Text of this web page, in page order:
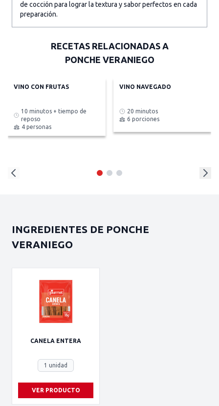
de cocción para lograr la textura y sabor perfectos en cada
preparación.
RECETAS RELACIONADAS A
PONCHE VERANIEGO
VINO CON FRUTAS
10 minutos + tiempo de
reposo
4 personas
VINO NAVEGADO
20 minutos
6 porciones
INGREDIENTES DE PONCHE
VERANIEGO
CANELA ENTERA
1 unidad
VER PRODUCTO